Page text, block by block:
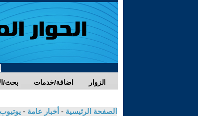
بحث/ اضافة/خدمات الزوار
الصفحة الرئيسية - أخبار عامة -